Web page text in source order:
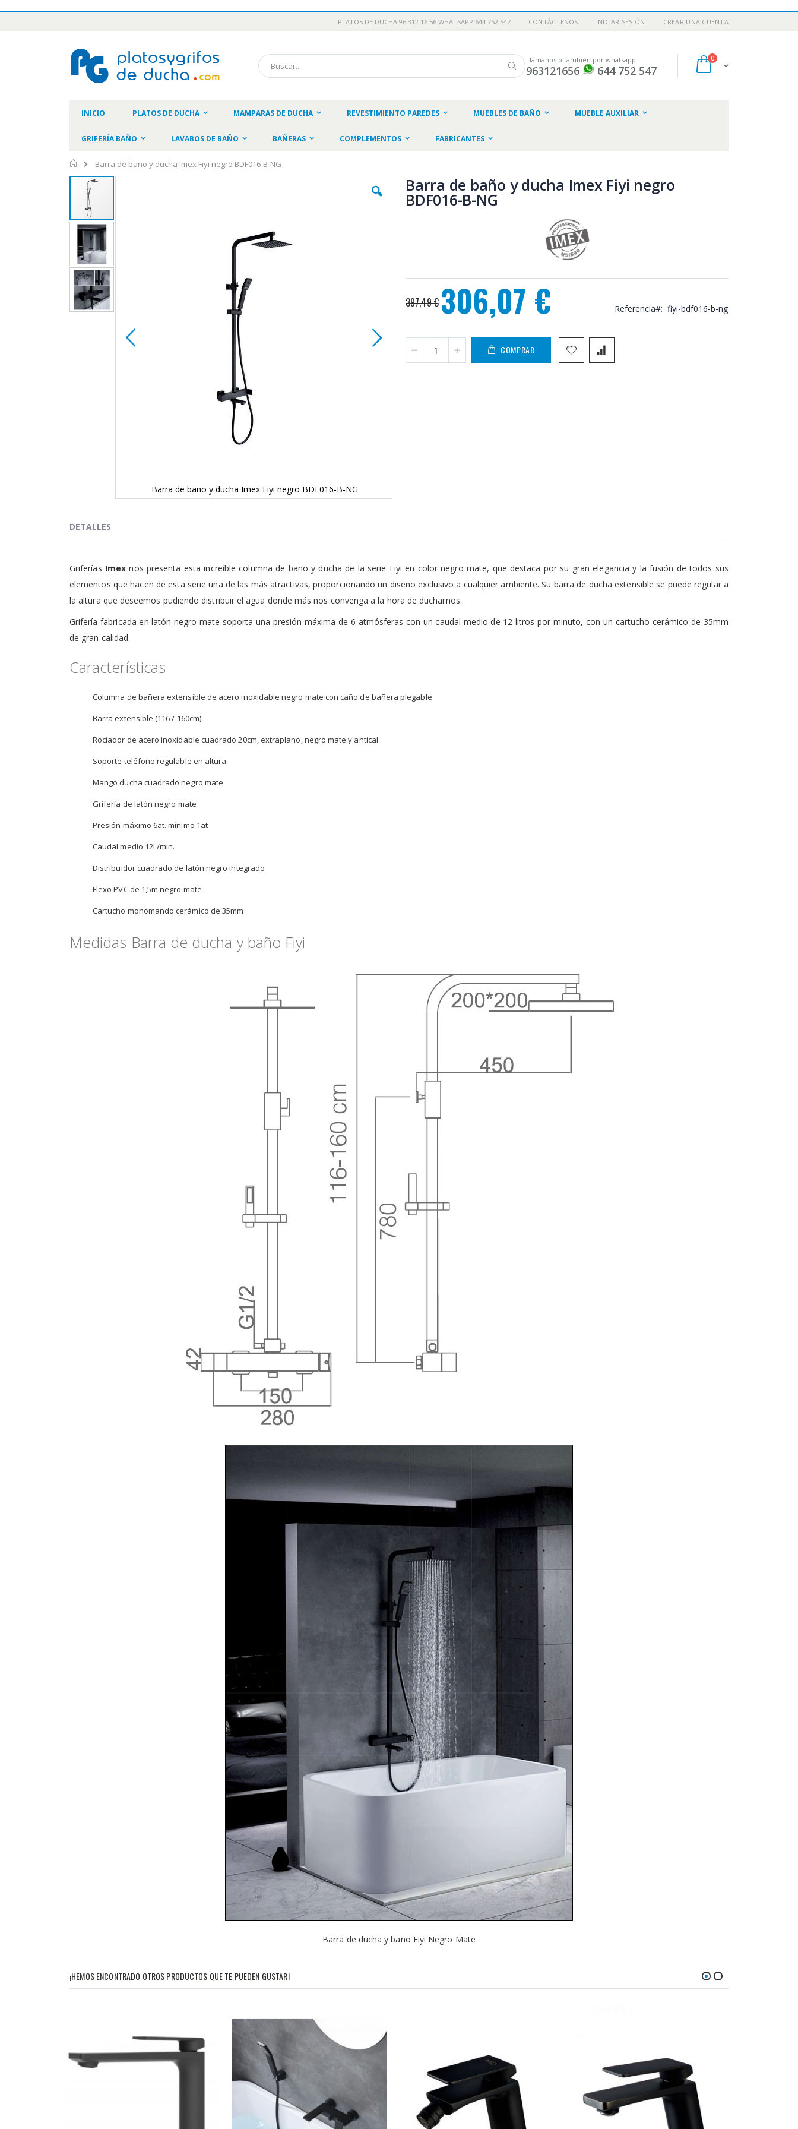
PLATOS DE DUCHA 96 312 16 56 WHATSAPP 644 752 547 CONTÁCTENOS INICIAR SESIÓN CREAR UNA CUENTA
Cart
0artículos
Buscar
Llámanos o también por whatsapp
963121656 644 752 547
INICIO PLATOS DE DUCHA MAMPARAS DE DUCHA REVESTIMIENTO PAREDES MUEBLES DE BAÑO MUEBLE AUXILIAR
GRIFERÍA BAÑO LAVABOS DE BAÑO BAÑERAS COMPLEMENTOS FABRICANTES
Inicio
Barra de baño y ducha Imex Fiyi negro BDF016-B-NG
Saltar
la
galería
de
imágenes
Barra de baño y ducha Imex Fiyi negro BDF016-B-NG
comienzo
de
de
imágenes
Barra de baño y ducha Imex Fiyi negro
BDF016-B-NG
397,49 €
Precio
especial
306,07 € Referencia fiyi-bdf016-b-ng
COMPRAR
DETALLES
Griferías Imex nos presenta esta increíble columna de baño y ducha de la serie Fiyi en color negro mate, que destaca por su gran elegancia y la fusión de todos sus
elementos que hacen de esta serie una de las más atractivas, proporcionando un diseño exclusivo a cualquier ambiente. Su barra de ducha extensible se puede regular a
la altura que deseemos pudiendo distribuir el agua donde más nos convenga a la hora de ducharnos.
Grifería fabricada en latón negro mate soporta una presión máxima de 6 atmósferas con un caudal medio de 12 litros por minuto, con un cartucho cerámico de 35mm
de gran calidad.
Características
Columna de bañera extensible de acero inoxidable negro mate con caño de bañera plegable
Barra extensible (116 / 160cm)
Rociador de acero inoxidable cuadrado 20cm, extraplano, negro mate y antical
Soporte teléfono regulable en altura
Mango ducha cuadrado negro mate
Grifería de latón negro mate
Presión máximo 6at. mínimo 1at
Caudal medio 12L/min.
Distribuidor cuadrado de latón negro integrado
Flexo PVC de 1,5m negro mate
Cartucho monomando cerámico de 35mm
Medidas Barra de ducha y baño Fiyi
Barra de ducha y baño Fiyi Negro Mate
¡HEMOS ENCONTRADO OTROS PRODUCTOS QUE TE PUEDEN GUSTAR!